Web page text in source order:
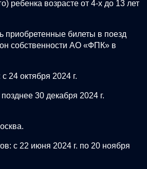
ребенка возрасте от 4-х до 13 лет
приобретенные билеты в поезд
собственности АО «ФПК» в
24 октября 2024 г.
30 декабря 2024 г.
с 22 июня 2024 г. по 20 ноября